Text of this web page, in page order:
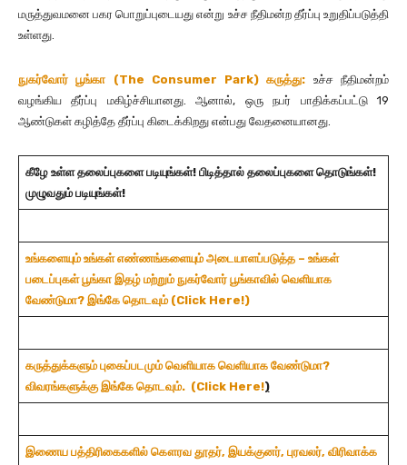
மருத்துவமனை பகர பொறுப்புடையது என்று உச்ச நீதிமன்ற தீர்ப்பு உறுதிப்படுத்தி
உள்ளது.
நுகர்வோர் பூங்கா (The Consumer Park) கருத்து: உச்ச நீதிமன்றம்
வழங்கிய தீர்ப்பு மகிழ்ச்சியானது. ஆனால், ஒரு நபர் பாதிக்கப்பட்டு 19
ஆண்டுகள் கழித்தே தீர்ப்பு கிடைக்கிறது என்பது வேதனையானது.
கீழே உள்ள தலைப்புகளை படியுங்கள்! பிடித்தால் தலைப்புகளை தொடுங்கள்!
முழுவதும் படியுங்கள்!
உங்களையும் உங்கள் எண்ணங்களையும் அடையாளப்படுத்த – உங்கள்
படைப்புகள்பூங்கா இதழ் மற்றும் நுகர்வோர் பூங்காவில் வெளியாக
வேண்டுமா? இங்கே தொடவும் (Click Here!)
கருத்துக்களும் புகைப்படமும் வெளியாக வெளியாக வேண்டுமா?
விவரங்களுக்கு இங்கே தொடவும். (Click Here!)
இணைய பத்திரிகைகளில் கௌரவ தூதர், இயக்குனர், புரவலர், விரிவாக்க